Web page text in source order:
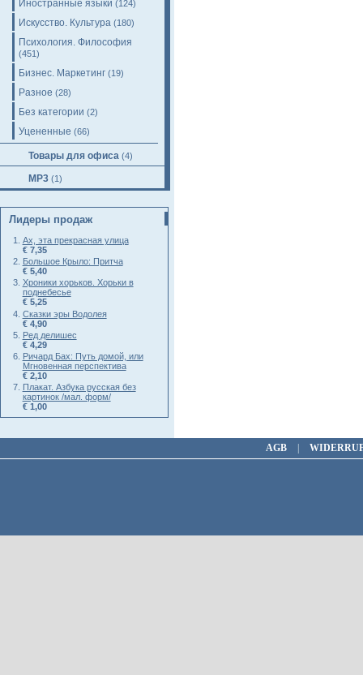
Иностранные языки (124)
Искусство. Культура (180)
Психология. Философия
(451)
Бизнес. Маркетинг (19)
Разное (28)
Без категории (2)
Уцененные (66)
Товары для офиса (4)
MP3 (1)
Лидеры продаж
Ах, эта прекрасная улица
€ 7,35
Большое Крыло: Притча
€ 5,40
Хроники хорьков. Хорьки в
поднебесье
€ 5,25
Сказки эры Водолея
€ 4,90
Ред делишес
€ 4,29
Ричард Бах: Путь домой, или
Мгновенная перспектива
€ 2,10
Плакат. Азбука русская без
картинок /мал. форм/
€ 1,00
AGB